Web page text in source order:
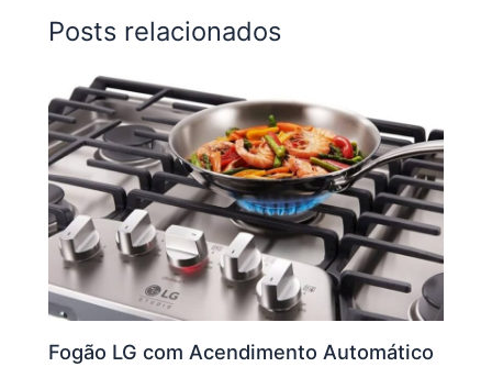
Posts relacionados
Fogão LG com Acendimento Automático